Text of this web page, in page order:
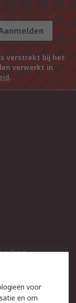
verstrekt bij het
verwerkt in
.
voor
en om